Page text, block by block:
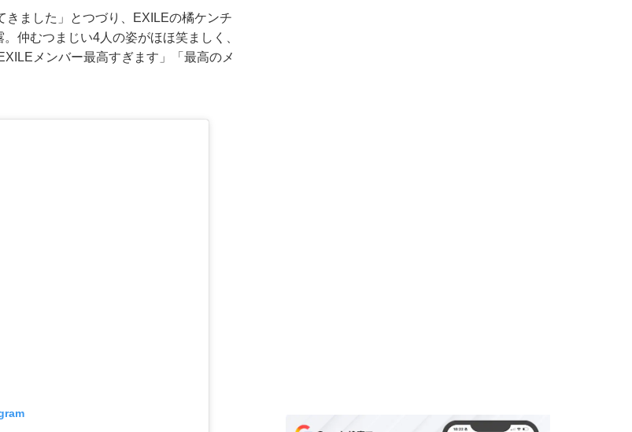
ました」とつづり、EXILEの橘ケンチ
仲むつまじい4人の姿がほほ笑ましく、
メンバー最高すぎます」「最高のメ